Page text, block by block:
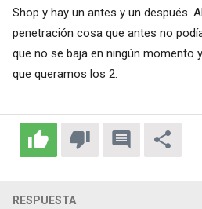
Shop y hay un antes y un después.
penetración cosa que antes no
que no se baja en ningún momento
que queramos los 2.
RESPUESTA